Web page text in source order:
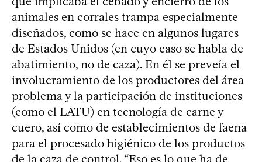
animales en corrales trampa especialmente
diseñados, como se hace en algunos lugares
de Estados Unidos (en cuyo caso se habla de
abatimiento, no de caza). En él se preveía el
involucramiento de los productores del área
problema y la participación de instituciones
(como el LATU) en tecnología de carne y
cuero, así como de establecimientos de faena
para el procesado higiénico de los productos
de la caza de control. “Eso es lo que ha de